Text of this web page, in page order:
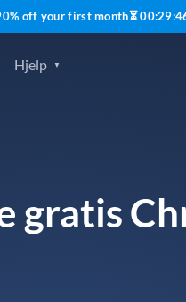
off your first month⏳00:29:
Hjelp
gratis